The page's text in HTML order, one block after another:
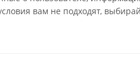
вам не подходят,